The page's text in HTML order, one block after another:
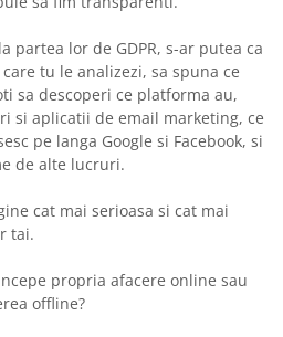
partea lor de GDPR, s-ar putea ca
tu le analizezi, sa spuna ce
sa descoperi ce platforma au,
si aplicatii de email marketing, ce
pe langa Google si Facebook, si
de alte lucruri.
cat mai serioasa si cat mai
tai.
propria afacere online sau
offline?